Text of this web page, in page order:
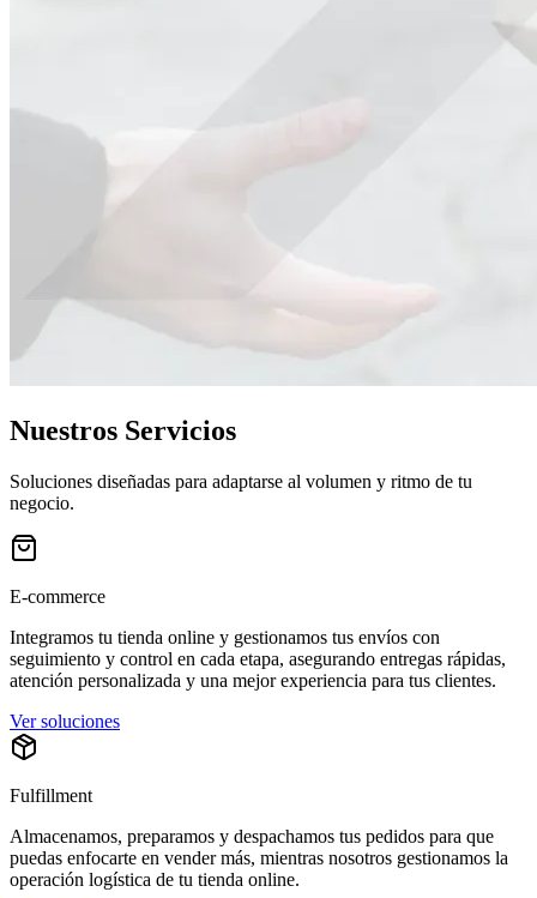
Nuestros Servicios
Soluciones diseñadas para adaptarse al volumen y ritmo de tu
negocio.
E-commerce
Integramos tu tienda online y gestionamos tus envíos con
seguimiento y control en cada etapa, asegurando entregas rápidas,
atención personalizada y una mejor experiencia para tus clientes.
Ver soluciones
Fulfillment
Almacenamos, preparamos y despachamos tus pedidos para que
puedas enfocarte en vender más, mientras nosotros gestionamos la
operación logística de tu tienda online.